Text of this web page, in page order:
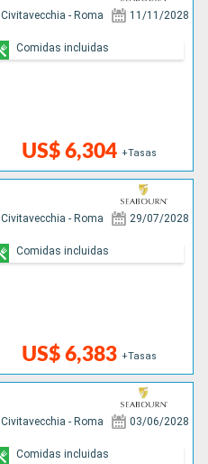
Civitavecchia - Roma 11/11/2028
US$ 6,304 +Tasas
Comidas incluidas
Civitavecchia - Roma 29/07/2028
US$ 6,383 +Tasas
Comidas incluidas
Civitavecchia - Roma 03/06/2028
Comidas incluidas